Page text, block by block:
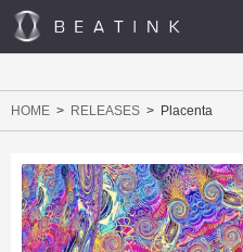
HOME RELEASES Placenta